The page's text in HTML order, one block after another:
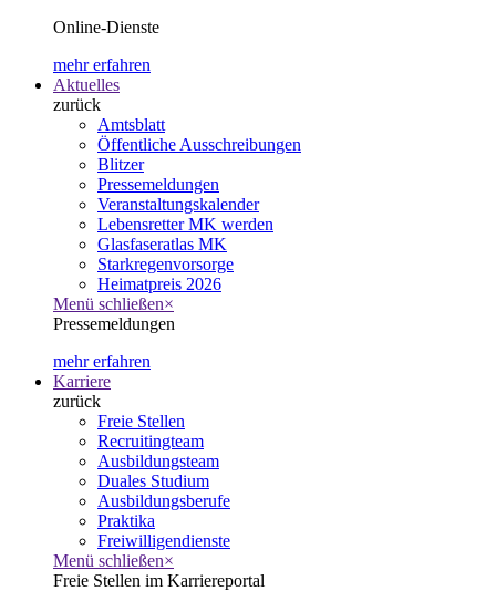
Online-Dienste
mehr erfahren
Aktuelles
zurück
Amtsblatt
Öffentliche Ausschreibungen
Blitzer
Pressemeldungen
Veranstaltungskalender
Lebensretter MK werden
Glasfaseratlas MK
Starkregenvorsorge
Heimatpreis 2026
Menü schließen×
Pressemeldungen
mehr erfahren
Karriere
zurück
Freie Stellen
Recruitingteam
Ausbildungsteam
Duales Studium
Ausbildungsberufe
Praktika
Freiwilligendienste
Menü schließen×
Freie Stellen im Karriereportal